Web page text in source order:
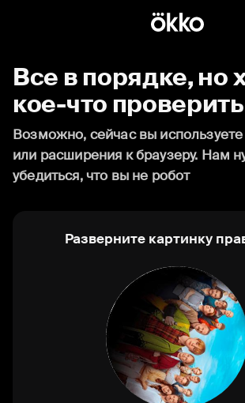
Все в порядке, но
кое-что проверить
Возможно, сейчас вы
или расширения к браузеру. Нам
убедиться, что вы не робот
Разверните картинку